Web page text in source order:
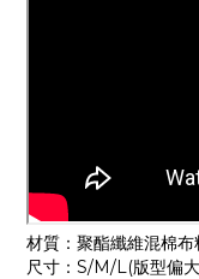
材質：聚酯纖維混棉布
尺寸：S/M/L(版型偏